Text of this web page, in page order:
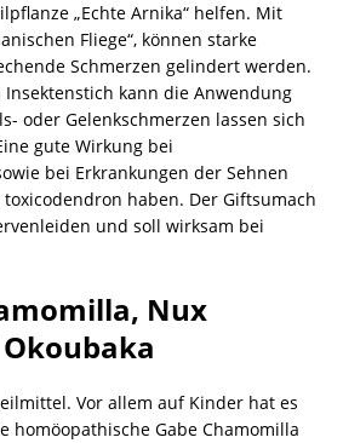
„Echte Arnika“ helfen. Mit
Fliege“, können starke
Schmerzen gelindert werden.
kann die Anwendung
oder Gelenkschmerzen lassen sich
gute Wirkung bei
bei Erkrankungen der Sehnen
haben. Der Giftsumach
und soll wirksam bei
Nux
Vor allem auf Kinder hat es
homöopathische Gabe Chamomilla